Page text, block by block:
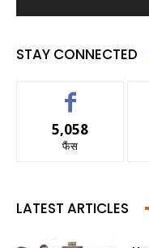
STAY CONNECTED
5,058
फैंस
LATEST ARTICLES